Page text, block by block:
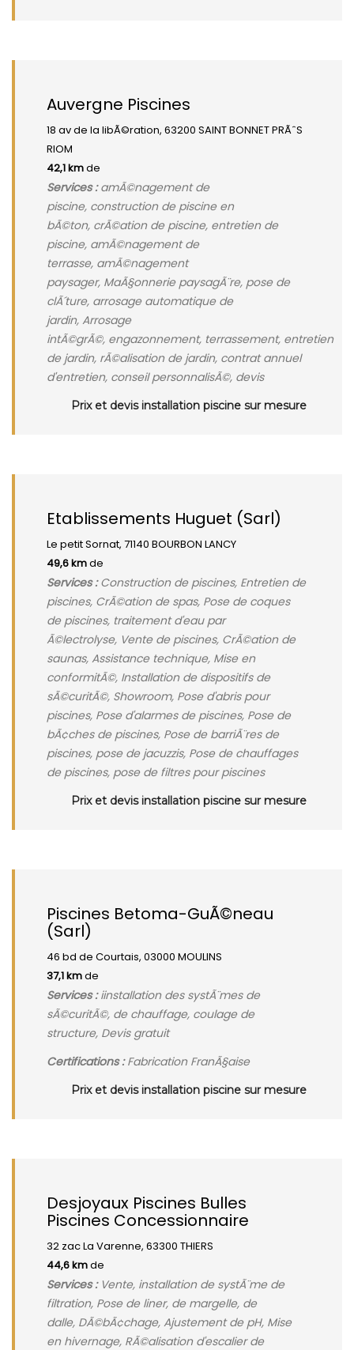
Auvergne Piscines
18 av de la libÃ©ration, 63200 SAINT BONNET PRÃˆS
RIOM
42,1 kmde
Services :amÃ©nagement de
piscine, construction de piscine en
bÃ©ton, crÃ©ation de piscine, entretien de
piscine, amÃ©nagement de
terrasse, amÃ©nagement
paysager, MaÃ§onnerie paysagÃ¨re, pose de
clÃ´ture, arrosage automatique de
jardin, Arrosage
intÃ©grÃ©, engazonnement, terrassement, entretien
de jardin, rÃ©alisation de jardin, contrat annuel
d'entretien, conseil personnalisÃ©, devis
Prix et devis installation piscine sur mesure
Etablissements Huguet (Sarl)
Le petit Sornat, 71140 BOURBON LANCY
49,6 kmde
Services :Construction de piscines, Entretien de
piscines, CrÃ©ation de spas, Pose de coques
de piscines, traitement d'eau par
Ã©lectrolyse, Vente de piscines, CrÃ©ation de
saunas, Assistance technique, Mise en
conformitÃ©, Installation de dispositifs de
sÃ©curitÃ©, Showroom, Pose d'abris pour
piscines, Pose d'alarmes de piscines, Pose de
bÃ¢ches de piscines, Pose de barriÃ¨res de
piscines, pose de jacuzzis, Pose de chauffages
de piscines, pose de filtres pour piscines
Prix et devis installation piscine sur mesure
Piscines Betoma-GuÃ©neau
(Sarl)
46 bd de Courtais, 03000 MOULINS
37,1 kmde
Services :iinstallation des systÃ¨mes de
sÃ©curitÃ©, de chauffage, coulage de
structure, Devis gratuit
Certifications :Fabrication FranÃ§aise
Prix et devis installation piscine sur mesure
Desjoyaux Piscines Bulles
Piscines Concessionnaire
32 zac La Varenne, 63300 THIERS
44,6 kmde
Services :Vente, installation de systÃ¨me de
filtration, Pose de liner, de margelle, de
dalle, DÃ©bÃ¢chage, Ajustement de pH, Mise
en hivernage, RÃ©alisation d'escalier de